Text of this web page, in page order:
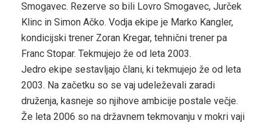
Smogavec. Rezerve so bili Lovro Smogavec, Jurček
Klinc in Simon Ačko. Vodja ekipe je Marko Kangler,
kondicijski trener Zoran Kregar, tehnični trener pa
Franc Stopar. Tekmujejo že od leta 2003.
Jedro ekipe sestavljajo člani, ki tekmujejo že od leta
2003. Na začetku so se vaj udeleževali zaradi
druženja, kasneje so njihove ambicije postale večje.
Že leta 2006 so na državnem tekmovanju v mokri vaji